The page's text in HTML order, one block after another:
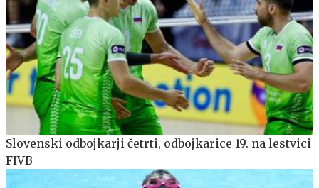
Slovenski odbojkarji četrti, odbojkarice 19. na lestvici
FIVB